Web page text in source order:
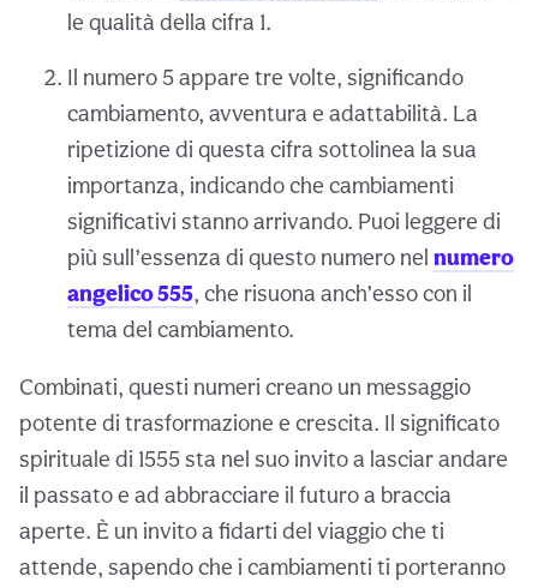
le qualità della cifra 1.
Il numero 5 appare tre volte, significando
cambiamento, avventura e adattabilità. La
ripetizione di questa cifra sottolinea la sua
importanza, indicando che cambiamenti
significativi stanno arrivando. Puoi leggere di
più sull’essenza di questo numero nel numero
angelico 555, che risuona anch’esso con il
tema del cambiamento.
Combinati, questi numeri creano un messaggio
potente di trasformazione e crescita. Il significato
spirituale di 1555 sta nel suo invito a lasciar andare
il passato e ad abbracciare il futuro a braccia
aperte. È un invito a fidarti del viaggio che ti
attende, sapendo che i cambiamenti ti porteranno